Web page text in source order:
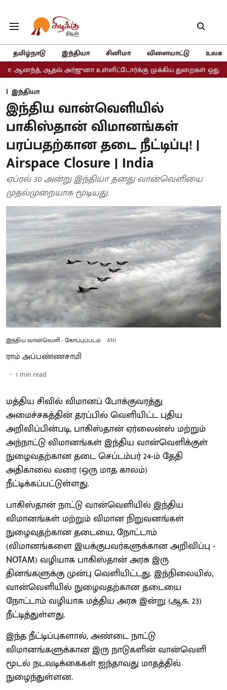
தமிழ்நாடு இந்தியா சினிமா விளையாட்டு
அர்ஜுனா உள்ளிட்டோர்க்கு முக்கிய துறைகள் ஒதுக்கீடு
இந்தியா
இந்திய வான்வெளியில்
பாகிஸ்தான் விமானங்கள்
பரப்பதற்கான தடை நீட்டிப்பு! |
Airspace Closure | India
ஏப்ரல் 30 அன்று இந்தியா தனது வான்வெளியை
முதல்முறையாக மூடியது.
இந்திய வான்வெளி - கோப்புப்படம் ANI
ராம் அப்பண்ணசாமி
1 min read
மத்திய சிவில் விமானப் போக்குவரத்து
அமைச்சகத்தின் தரப்பில் வெளியிட்ட புதிய
அறிவிப்பின்படி, பாகிஸ்தான் ஏர்லைன்ஸ் மற்றும்
அந்நாட்டு விமானங்கள் இந்திய வான்வெளிக்குள்
நுழைவதற்கான தடை செப்டம்பர் 24-ம் தேதி
அதிகாலை வரை (ஒரு மாத காலம்)
நீட்டிக்கப்பட்டுள்ளது.
பாகிஸ்தான் நாட்டு வான்வெளியில் இந்திய
விமானங்கள் மற்றும் விமான நிறுவனங்கள்
நுழைவுதற்கான தடையை, நோட்டாம்
(விமானங்களை இயக்குபவர்களுக்கான அறிவிப்பு -
NOTAM) வழியாக பாகிஸ்தான் அரசு இரு
தினங்களுக்கு முன்பு வெளியிட்டது. இந்நிலையில்,
வான்வெளியில் நுழைவதற்கான தடையை
நோட்டாம் வழியாக மத்திய அரசு இன்று (ஆக. 23)
நீட்டித்துள்ளது.
இந்த நீட்டிப்புகளால், அண்டை நாட்டு
விமானங்களுக்கான இரு நாடுகளின் வான்வெளி
மூடல் நடவடிக்கைகள் ஐந்தாவது மாதத்தில்
நுழைந்துள்ளன.